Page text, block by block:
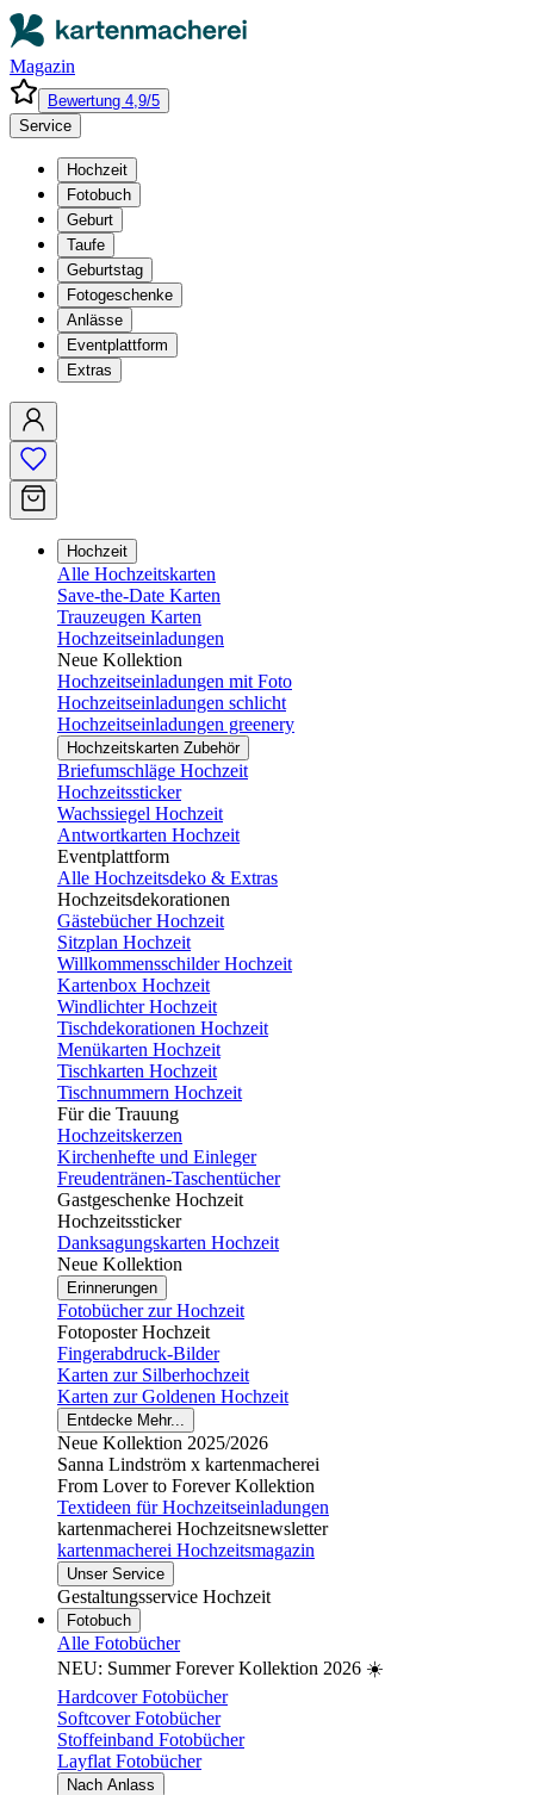
Magazin
Bewertung 4,9/5
Service
Hochzeit
Fotobuch
Geburt
Taufe
Geburtstag
Fotogeschenke
Anlässe
Eventplattform
Extras
Hochzeit
Alle Hochzeitskarten
Save-the-Date Karten
Trauzeugen Karten
Hochzeitseinladungen
Neue Kollektion
Hochzeitseinladungen mit Foto
Hochzeitseinladungen schlicht
Hochzeitseinladungen greenery
Hochzeitskarten Zubehör
Briefumschläge Hochzeit
Hochzeitssticker
Wachssiegel Hochzeit
Antwortkarten Hochzeit
Eventplattform
Alle Hochzeitsdeko & Extras
Hochzeitsdekorationen
Gästebücher Hochzeit
Sitzplan Hochzeit
Willkommensschilder Hochzeit
Kartenbox Hochzeit
Windlichter Hochzeit
Tischdekorationen Hochzeit
Menükarten Hochzeit
Tischkarten Hochzeit
Tischnummern Hochzeit
Für die Trauung
Hochzeitskerzen
Kirchenhefte und Einleger
Freudentränen-Taschentücher
Gastgeschenke Hochzeit
Hochzeitssticker
Danksagungskarten Hochzeit
Neue Kollektion
Erinnerungen
Fotobücher zur Hochzeit
Fotoposter Hochzeit
Fingerabdruck-Bilder
Karten zur Silberhochzeit
Karten zur Goldenen Hochzeit
Entdecke Mehr...
Neue Kollektion 2025/2026
Sanna Lindström x kartenmacherei
From Lover to Forever Kollektion
Textideen für Hochzeitseinladungen
kartenmacherei Hochzeitsnewsletter
kartenmacherei Hochzeitsmagazin
Unser Service
Gestaltungsservice Hochzeit
Fotobuch
Alle Fotobücher
NEU: Summer Forever Kollektion 2026 ☀️
Hardcover Fotobücher
Softcover Fotobücher
Stoffeinband Fotobücher
Layflat Fotobücher
Nach Anlass